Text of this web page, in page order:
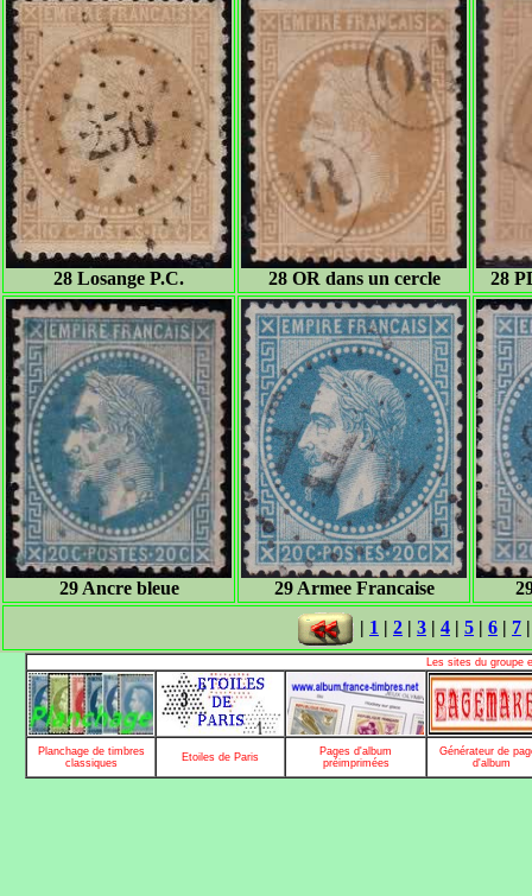
28 Losange P.C. 28 OR dans un cercle 28
29 Ancre bleue 29 Armee Francaise
| 1 | 2 | 3 | 4 | 5 | 6 | 7
Les sites du groupe
Planchage de timbres
classiques
Etoiles de Paris
Pages d'album
préimprimées
Générateur de
d'album